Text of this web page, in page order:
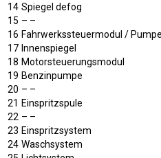
14 Spiegel defog
15 – –
16 Fahrwerkssteuermodul /
17 Innenspiegel
18 Motorsteuerungsmodul
19 Benzinpumpe
20 – –
21 Einspritzspule
22 – –
23 Einspritzsystem
24 Waschsystem